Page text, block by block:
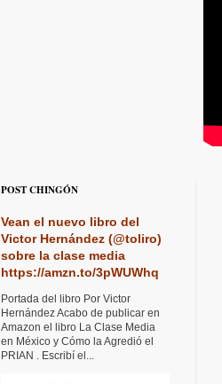
POST CHINGÓN
Vean el nuevo libro del
Victor Hernández (@toliro)
sobre la clase media
https://amzn.to/3pWUWhq
Portada del libro Por Victor
Hernández Acabo de publicar en
Amazon el libro La Clase Media
en México y Cómo la Agredió el
PRIAN . Escribí el...